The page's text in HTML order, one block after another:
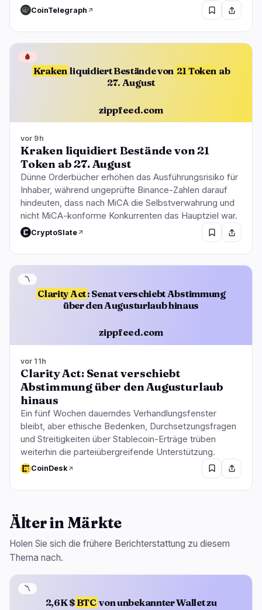
CoinTelegraph
Kraken liquidiert Bestände von 21 Token ab
27. August
zippfeed.com
🩸
vor 9h
Kraken liquidiert Bestände von 21
Token ab 27. August
Dünne Orderbücher erhöhen das Ausführungsrisiko für
Inhaber, während ungeprüfte Binance-Zahlen darauf
hindeuten, dass nach MiCA die Selbstverwahrung und
nicht MiCA-konforme Konkurrenten das Hauptziel war.
CryptoSlate
Clarity Act: Senat verschiebt Abstimmung
über den Augusturlaub hinaus
zippfeed.com
〽️
vor 11h
Clarity Act: Senat verschiebt
Abstimmung über den Augusturlaub
hinaus
Ein fünf Wochen dauerndes Verhandlungsfenster
bleibt, aber ethische Bedenken, Durchsetzungsfragen
und Streitigkeiten über Stablecoin-Erträge trüben
weiterhin die parteiübergreifende Unterstützung.
CoinDesk
Älter in Märkte
Holen Sie sich die frühere Berichterstattung zu diesem
Thema nach.
2,6K $ BTC von unbekannter Wallet zu
〽️